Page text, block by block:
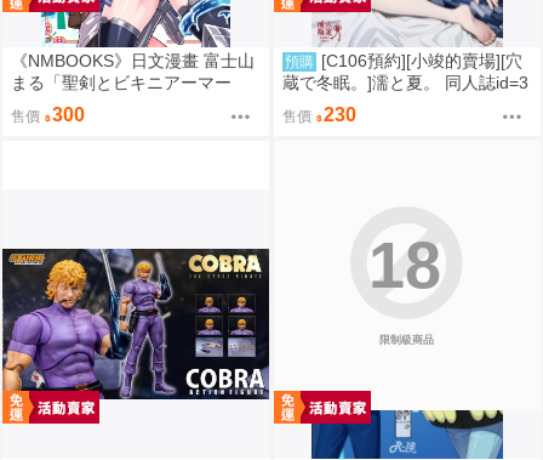
《NMBOOKS》日文漫畫 富士山
まる「聖剣とビキニアーマー
(1)」
售價 300
預購 [C106預約][小竣的賣場][穴
蔵で冬眠。]濡と夏。 同人誌id=3
181919
售價 230
限制級商品
18